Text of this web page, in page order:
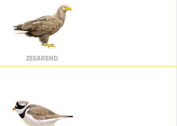
ZEEAREND